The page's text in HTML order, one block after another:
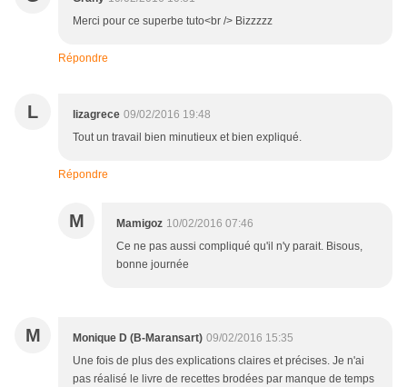
Merci pour ce superbe tuto<br /> Bizzzzz
Répondre
L lizagrece 09/02/2016 19:48
Tout un travail bien minutieux et bien expliqué.
Répondre
M Mamigoz 10/02/2016 07:46
Ce ne pas aussi compliqué qu'il n'y parait. Bisous,
bonne journée
M Monique D (B-Maransart) 09/02/2016 15:35
Une fois de plus des explications claires et précises. Je n'ai
pas réalisé le livre de recettes brodées par manque de temps